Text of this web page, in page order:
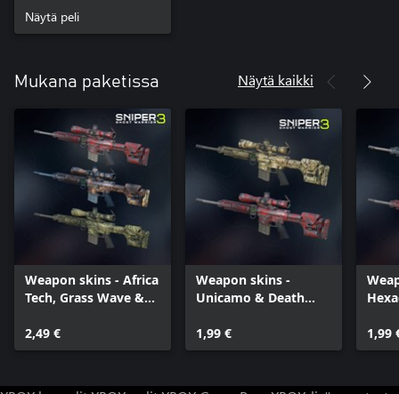
Näytä peli
Mukana paketissa Näytä kaikki
Weapon skins - Africa
Tech, Grass Wave &
2,49 €
Weapon skins -
Unicamo & Death
1,99 €
1,99